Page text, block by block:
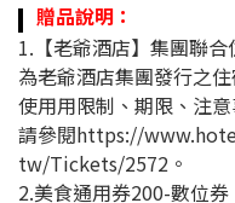
贈品說明：
1.【老爺酒店】集團聯合
為老爺酒店集團發行之
使用用限制、期限、注意
請參閱https://
tw/Tickets/2572。
2.美食通用券200-數位券